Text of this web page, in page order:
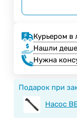
Курьером в
Нашли
Нужна
Подарок при
Насос